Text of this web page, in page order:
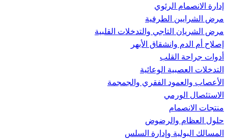
إدارة الانصمام الرئوي
مرض الشرايين الطرفية
مرض الشريان التاجي والتدخلات القلبية
إصلاح أم الدم وانشقاق الأبهر
أدوات جراحة القلب
التدخلات العصبية الوعائية
الأعصاب والعمود الفقري والجمجمة
الاستئصال الورمي
منتجات الانصمام
حلول العظام والرضوض
المسالك البولية وإدارة السلس